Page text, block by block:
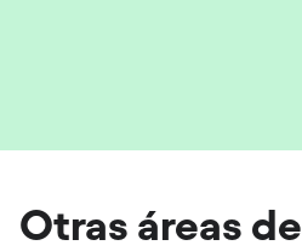
Otras áreas de